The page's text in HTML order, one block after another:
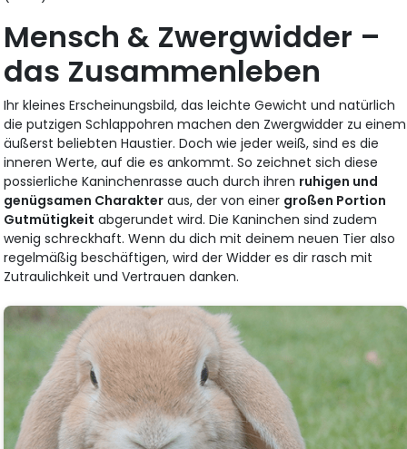
Mensch & Zwergwidder –
das Zusammenleben
Ihr kleines Erscheinungsbild, das leichte Gewicht und natürlich
die putzigen Schlappohren machen den Zwergwidder zu einem
äußerst beliebten Haustier. Doch wie jeder weiß, sind es die
inneren Werte, auf die es ankommt. So zeichnet sich diese
possierliche Kaninchenrasse auch durch ihren ruhigen und
genügsamen Charakter aus, der von einer großen Portion
Gutmütigkeit abgerundet wird. Die Kaninchen sind zudem
wenig schreckhaft. Wenn du dich mit deinem neuen Tier also
regelmäßig beschäftigen, wird der Widder es dir rasch mit
Zutraulichkeit und Vertrauen danken.